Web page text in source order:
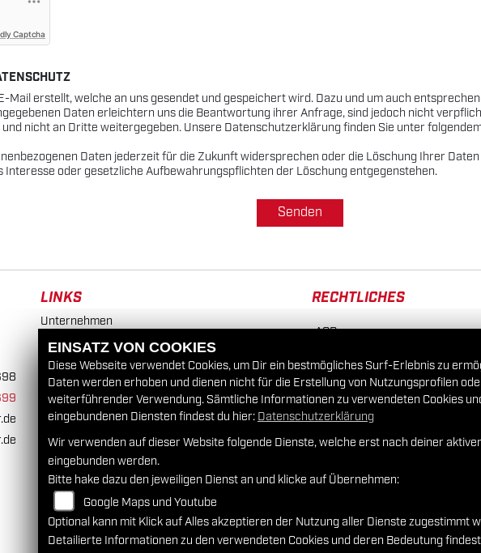
Captcha
Mail erstellt, welche an uns gesendet und gespeichert wird. Dazu und um auch
Daten erleichtern uns die Beantwortung ihrer Anfrage, sind jedoch nicht
nicht an Dritte weitergegeben. Unsere Datenschutzerklärung finden Sie unter
Daten jederzeit für die Zukunft widersprechen oder die Löschung Ihrer
oder gesetzliche Aufbewahrungspflichten der Löschung entgegenstehen.
Senden
LINKS
Unternehmen
Neufahrzeuge
Gebrauchtfahrzeuge
Service
RECHTLICHES
AGB
Impressum
Datenschutz
Disclaimer
Barrierefreiheit
EINSATZ VON COOKIES
Diese Webseite verwendet Cookies, um Dir ein bestmögliches Surf-Erlebnis zu
Daten werden erhoben und dienen nicht für die Erstellung von Nutzungsprofilen
weiterführender Verwendung. Sämtliche Informationen zu verwendeten Cookies
eingebundenen Diensten findest du hier: Datenschutzerklärung
Wir verwenden auf dieser Website folgende Dienste, welche erst nach deiner
eingebunden werden.
Bitte hake dazu den jeweiligen Dienst an und klicke auf Übernehmen:
Google Maps und Youtube
Optional kann mit Klick auf Alles akzeptieren der Nutzung aller Dienste zugestimmt
Detailierte Informationen zu den verwendeten Cookies und deren Bedeutung